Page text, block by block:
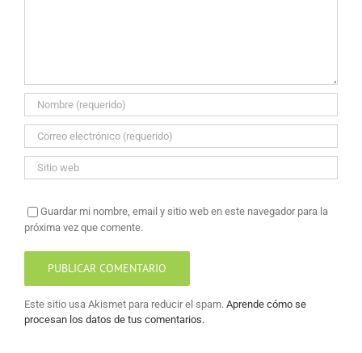
Guardar mi nombre, email y sitio web en este navegador para la
próxima vez que comente.
Este sitio usa Akismet para reducir el spam. Aprende cómo se
procesan los datos de tus comentarios.